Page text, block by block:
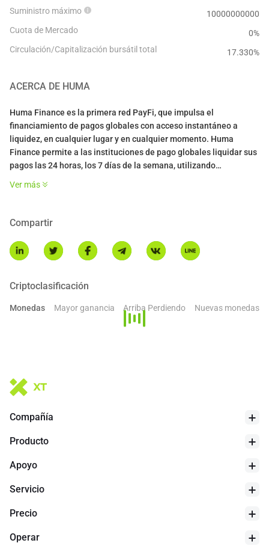
Suministro máximo
10000000000
Cuota de Mercado
0%
Circulación/Capitalización bursátil total
17.330%
ACERCA DE HUMA
Huma Finance es la primera red PayFi, que impulsa el
financiamiento de pagos globales con acceso instantáneo a
liquidez, en cualquier lugar y en cualquier momento. Huma
Finance permite a las instituciones de pago globales liquidar sus
pagos las 24 horas, los 7 días de la semana, utilizando
permite soluciones novedosas como el financiamiento DePiN.
referencia.
Ver más
Compartir
Criptoclasificación
Monedas Mayor ganancia Arriba Perdiendo Nuevas monedas
Compañía
Producto
Apoyo
Servicio
Precio
Operar